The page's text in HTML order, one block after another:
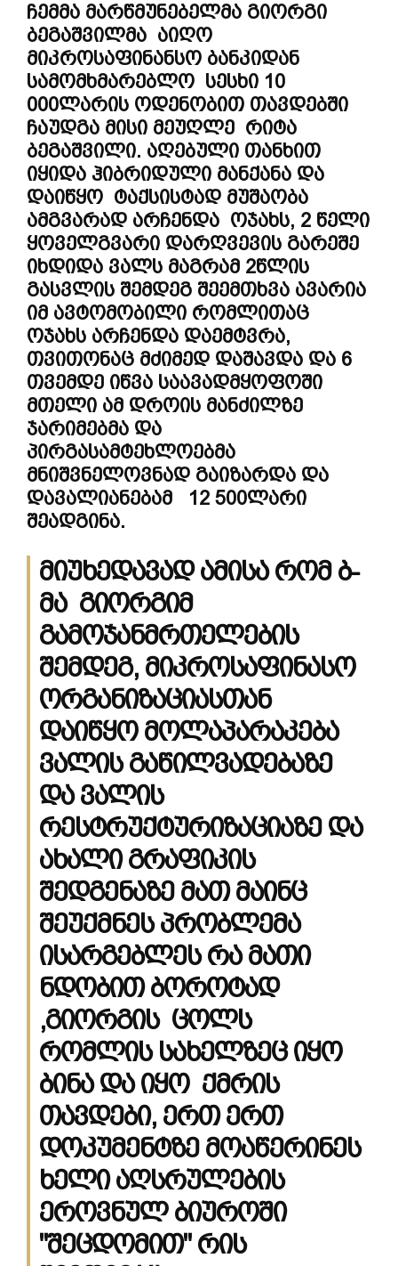
ჩემმა მარწმუნებელმა გიორგი
ბეგაშვილმა აიღო
მიკროსაფინანსო ბანკიდან
სამომხმარებლო სესხი 10
000ლარის ოდენობით თავდებში
ჩაუდგა მისი მეუღლე რიტა
ბეგაშვილი. აღებული თანხით
იყიდა ჰიბრიდული მანქანა და
დაიწყო ტაქსისტად მუშაობა
ამგვარად არჩენდა ოჯახს, 2 წელი
ყოველგვარი დარღვევის გარეშე
იხდიდა ვალს მაგრამ 2წლის
გასვლის შემდეგ შეემთხვა ავარია
იმ ავტომობილი რომლითაც
ოჯახს არჩენდა დაემტვრა,
თვითონაც მძიმედ დაშავდა და 6
თვემდე იწვა საავადმყოფოში
მთელი ამ დროის მანძილზე
ჯარიმებმა და
პირგასამტეხლოებმა
მნიშვნელოვნად გაიზარდა და
დავალიანებამ 12 500ლარი
შეადგინა.
მიუხედავად ამისა რომ ბ-
მა გიორგიმ
გამოჯანმრთელების
შემდეგ, მიკროსაფინასო
ორგანიზაციასთან
დაიწყო მოლაპარაკება
ვალის გაწილვადებაზე
და ვალის
რესტრუქტურიზაციაზე და
ახალი გრაფიკის
შედგენაზე მათ მაინც
შეუქმნეს პრობლემა
ისარგებლეს რა მათი
ნდობით ბოროტად
,გიორგის ცოლს
რომლის სახელზეც იყო
ბინა და იყო ქმრის
თავდები, ერთ ერთ
დოკუმენტზე მოაწერინეს
ხელი აღსრულების
ეროვნულ ბიუროში
"შეცდომით" რის